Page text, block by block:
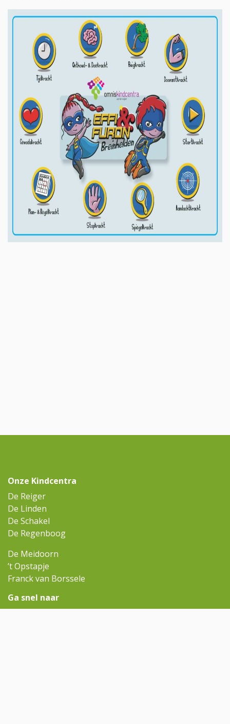
Onze Kindcentra
De Reiger
De Linden
De Schakel
De Regenboog
De Meidoorn
’t Opstapje
Franck van Borssele
Ga snel naar